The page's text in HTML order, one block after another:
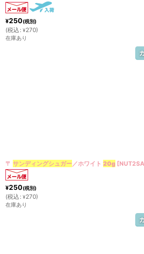
¥250(税別)
(税込 : ¥270)
在庫あり
〒 サンディングシュガー／ホワイト 20g [
¥250(税別)
(税込 : ¥270)
在庫あり